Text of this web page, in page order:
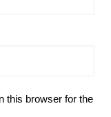
this browser for the